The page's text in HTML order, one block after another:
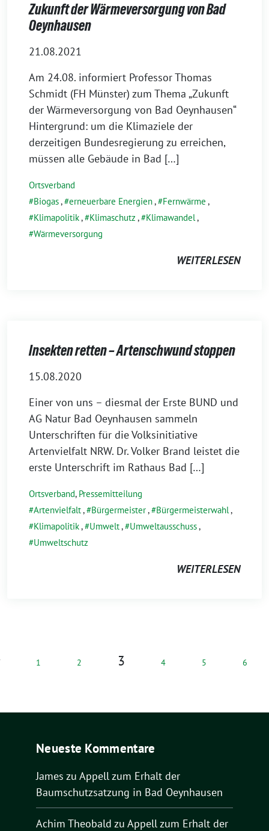
Zukunft der Wärmeversorgung von Bad
Oeynhausen
21.08.2021
Am 24.08. informiert Professor Thomas
Schmidt (FH Münster) zum Thema „Zukunft
der Wärmeversorgung von Bad Oeynhausen“
Hintergrund: um die Klimaziele der
derzeitigen Bundesregierung zu erreichen,
müssen alle Gebäude in Bad […]
Ortsverband
Biogas, erneuerbare Energien, Fernwärme ,
Klimapolitik, Klimaschutz , Klimawandel ,
Wärmeversorgung
WEITERLESEN
Insekten retten – Artenschwund stoppen
15.08.2020
Einer von uns – diesmal der Erste BUND und
AG Natur Bad Oeynhausen sammeln
Unterschriften für die Volksinitiative
Artenvielfalt NRW. Dr. Volker Brand leistet die
erste Unterschrift im Rathaus Bad […]
Ortsverband, Pressemitteilung
Artenvielfalt, Bürgermeister, Bürgermeisterwahl ,
Klimapolitik, Umwelt, Umweltausschuss,
Umweltschutz
WEITERLESEN
1 2 3 4 5 6
Neueste Kommentare
James zu Appell zum Erhalt der
Baumschutzsatzung in Bad Oeynhausen
Achim Theobald zu Appell zum Erhalt der